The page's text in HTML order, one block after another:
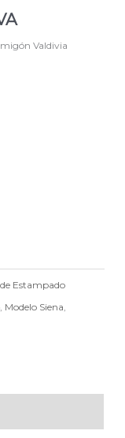
Valdivia
Estampado
Modelo Siena